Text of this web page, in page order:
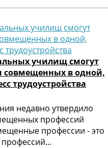
училищ смогут
совмещенных в одной,
трудоустройства
недавно утвердило
профессий
профессии - это